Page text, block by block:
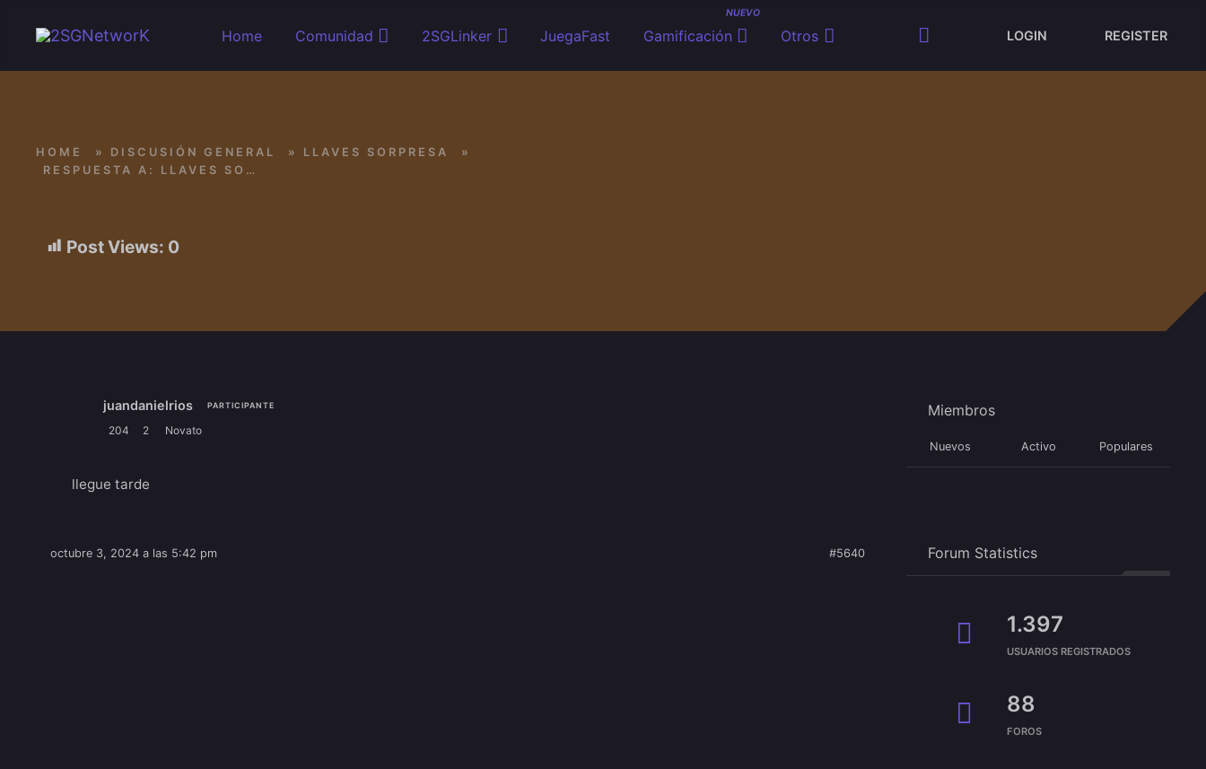
Home
Comunidad 2SGLinker JuegaFast Gamificación
NUEVO
Otros LOGIN REGISTER
Post Views: 0
HOME » DISCUSIÓN GENERAL » LLAVES SORPRESA
»
RESPUESTA A: LLAVES SORPRESA
juandanielrios PARTICIPANTE
204 2 Novato
llegue tarde
octubre 3, 2024 a las 5:42 pm #5640
Miembros
Nuevos Activo Populares
Forum Statistics
1.397
USUARIOS REGISTRADOS
88
FOROS